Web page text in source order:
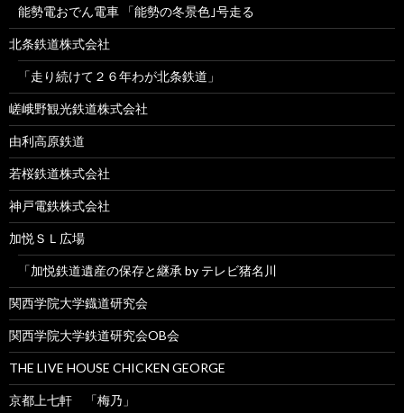
能勢電おでん電車 「能勢の冬景色｣号走る
北条鉄道株式会社
「走り続けて２６年わが北条鉄道」
嵯峨野観光鉄道株式会社
由利高原鉄道
若桜鉄道株式会社
神戸電鉄株式会社
加悦ＳＬ広場
「加悦鉄道遺産の保存と継承 by テレビ猪名川
関西学院大学鐡道研究会
関西学院大学鉄道研究会OB会
THE LIVE HOUSE CHICKEN GEORGE
京都上七軒 「梅乃」